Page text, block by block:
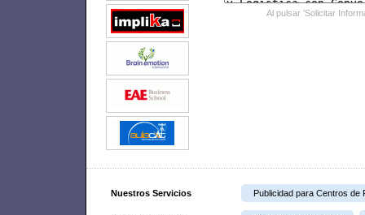
Al pulsar 'Solicitar
Nuestros Servicios Publicidad para Centros de